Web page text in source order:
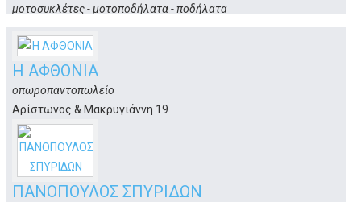
μοτοσυκλέτες - μοτοποδήλατα - ποδήλατα
Κως
Η ΑΦΘΟΝΙΑ
οπωροπαντοπωλείο
Αρίστωνος & Μακρυγιάννη 19
ΠΑΝΟΠΟΥΛΟΣ ΣΠΥΡΙΔΩΝ